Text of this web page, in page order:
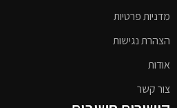
מדניות פרטיות
הצהרת נגישות
אודות
צור קשר